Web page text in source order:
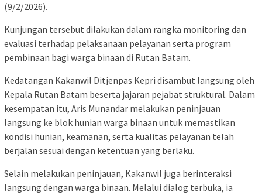
(9/2/2026).
Kunjungan tersebut dilakukan dalam rangka monitoring dan
evaluasi terhadap pelaksanaan pelayanan serta program
pembinaan bagi warga binaan di Rutan Batam.
Kedatangan Kakanwil Ditjenpas Kepri disambut langsung oleh
Kepala Rutan Batam beserta jajaran pejabat struktural. Dalam
kesempatan itu, Aris Munandar melakukan peninjauan
langsung ke blok hunian warga binaan untuk memastikan
kondisi hunian, keamanan, serta kualitas pelayanan telah
berjalan sesuai dengan ketentuan yang berlaku.
Selain melakukan peninjauan, Kakanwil juga berinteraksi
langsung dengan warga binaan. Melalui dialog terbuka, ia